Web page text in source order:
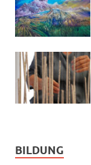
BILDUNG